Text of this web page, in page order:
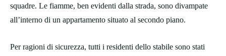
squadre. Le fiamme, ben evidenti dalla strada, sono divampate
all’interno di un appartamento situato al secondo piano.
Per ragioni di sicurezza, tutti i residenti dello stabile sono stati